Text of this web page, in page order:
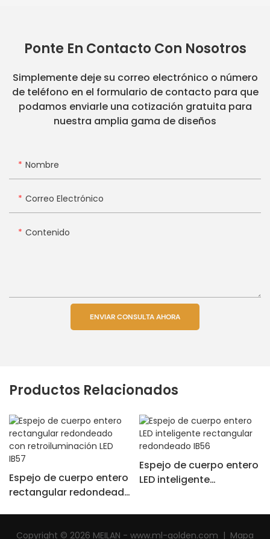
Ponte En Contacto Con Nosotros
Simplemente deje su correo electrónico o número
de teléfono en el formulario de contacto para que
podamos enviarle una cotización gratuita para
nuestra amplia gama de diseños
Nombre
Correo Electrónico
Contenido
ENVIAR CONSULTA AHORA
Productos Relacionados
Espejo de cuerpo entero
rectangular redondeado
Espejo de cuerpo entero
LED inteligente
Copyright © 2026 MEILAN - www.ml-golden.com | Mapa